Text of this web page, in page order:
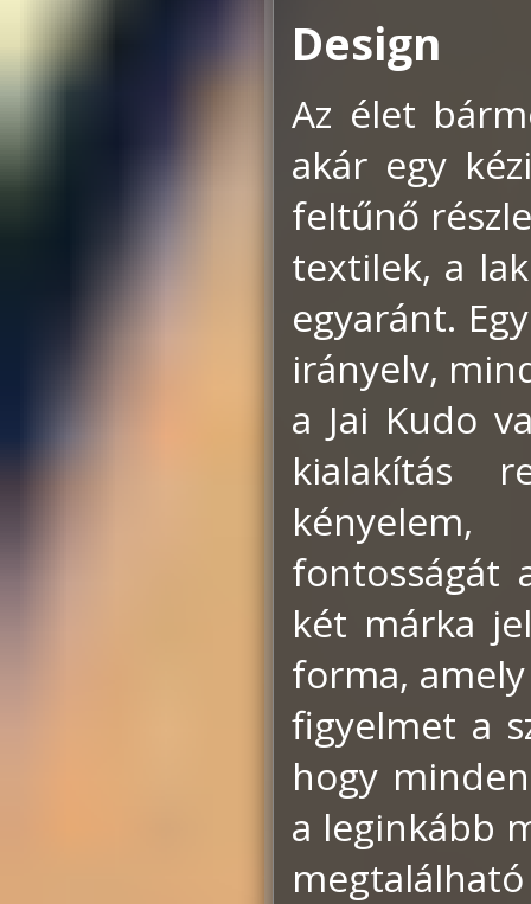
Design
Az élet
akár egy
feltűnő
textilek, a
egyaránt.
irányelv,
a Jai Kudo
kialakítás
fontosságát
két márka
forma,
figyelmet a
hogy
a leginkább